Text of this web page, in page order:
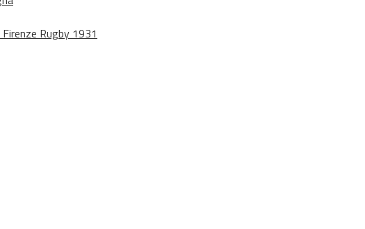
Rugby 1931